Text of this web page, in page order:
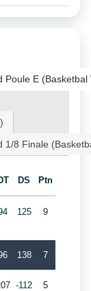
Poule E (Basketbal
1/8 Finale
DS Ptn
125 9
138 7
-112 5